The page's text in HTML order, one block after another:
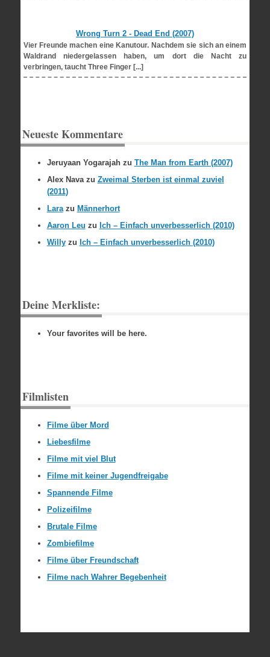
Wrong Turn 2 - Dead End (2007)
Vier Freunde machen eine Kanutour. Nachdem sie sich an einem
Waldrand niedergelassen haben, um dort die Nacht zu
verbringen, taucht Three Finger [...]
Neueste Kommentare
Jeruyaan Yogarajahzu The Man from Earth (2007)
Alex Navazu Zweimal Sterben ist einmal zuviel
(2011)
Larazu Männerhort
Aaron Leu zu Ich – Einfach unverbesserlich (2010)
Willyzu Ich – Einfach unverbesserlich (2010)
Deine Merkliste:
Your favorites will be here.
Filmlisten
Filme über Mord
Liebesfilme
Filme mit viel Blut
Filme mit keiner Jugendfreigabe
Spannende Filme
Polizeifilme
Brutale Filme
Zombiefilme
Filme über Freundschaft
Filme nach Wahrer Begebenheit